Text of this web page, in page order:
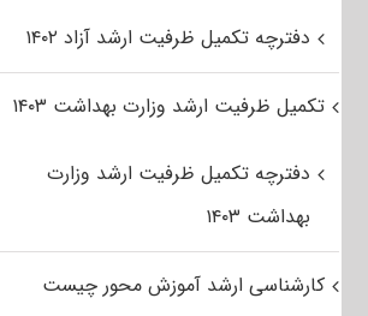
دفترچه تکمیل ظرفیت ارشد آزاد ۱۴۰۲
تکمیل ظرفیت ارشد وزارت بهداشت ۱۴۰۳
دفترچه تکمیل ظرفیت ارشد وزارت
بهداشت ۱۴۰۳
کارشناسی ارشد آموزش محور چیست